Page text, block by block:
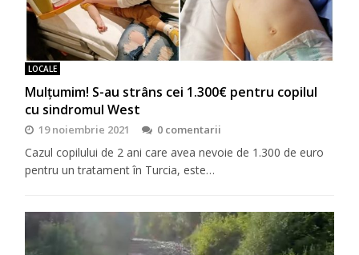
LOCALE
Mulțumim! S-au strâns cei 1.300€ pentru copilul
cu sindromul West
19 noiembrie 2021 0 comentarii
Cazul copilului de 2 ani care avea nevoie de 1.300 de euro
pentru un tratament în Turcia, este…